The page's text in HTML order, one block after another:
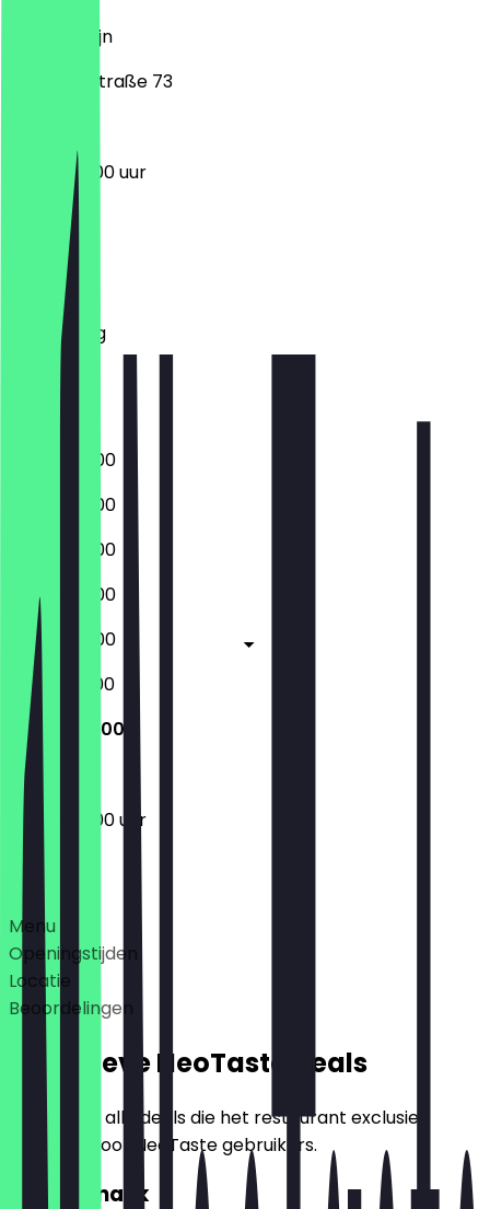
Berlijn
Leonorenstraße 73
07:00 - 12:00 uur
Maandag
Dinsdag
Woensdag
Donderdag
Vrijdag
Zaterdag
06:00 - 18:00
06:00 - 18:00
06:00 - 18:00
06:00 - 18:00
06:00 - 18:00
06:30 - 16:00
07:00 - 12:00
07:00 - 12:00 uur
Deals
Menu
Openingstijden
Locatie
Beoordelingen
Exclusieve NeoTaste Deals
Hier vind je alle deals die het restaurant exclusief
aanbiedt voor NeoTaste gebruikers.
2voor1 Snack